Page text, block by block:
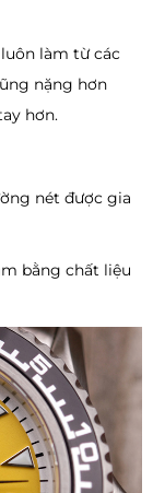
làm từ các
nặng hơn
hơn.
nét được gia
bằng chất liệu